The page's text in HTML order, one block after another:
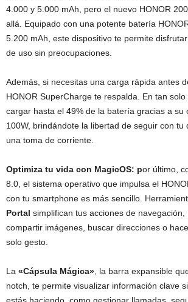
4.000 y 5.000 mAh, pero el nuevo HONOR
allá. Equipado con una potente batería
5.200 mAh, este dispositivo te permite
de uso sin preocupaciones.
Además, si necesitas una carga rápida antes
HONOR SuperCharge te respalda. En tan
cargar hasta el 49% de la batería gracias a su
100W, brindándote la libertad de seguir con tu
una toma de corriente.
Optimiza tu vida con MagicOS: por último,
8.0, el sistema operativo que impulsa el
con tu smartphone es más sencillo.
Portal simplifican tus acciones de
compartir imágenes, buscar direcciones o
solo gesto.
La «Cápsula Mágica» , la barra expansible
notch, te permite visualizar información clave
estás haciendo, como gestionar llamadas,